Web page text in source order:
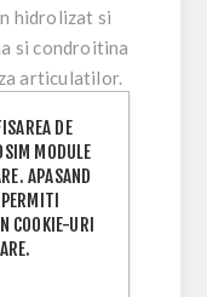
hidrolizat si
si condroitina
articulatilor.
de colagen
care este
etanseitatea
poate
a produce mai
DE
MODULE
APASAND
COOKIE-URI